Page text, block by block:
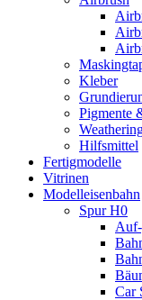
Kleber
Pigmente
Hilfsmittel
Fertigmodelle
Vitrinen
Modelleisenbahn
Spur H0
Car